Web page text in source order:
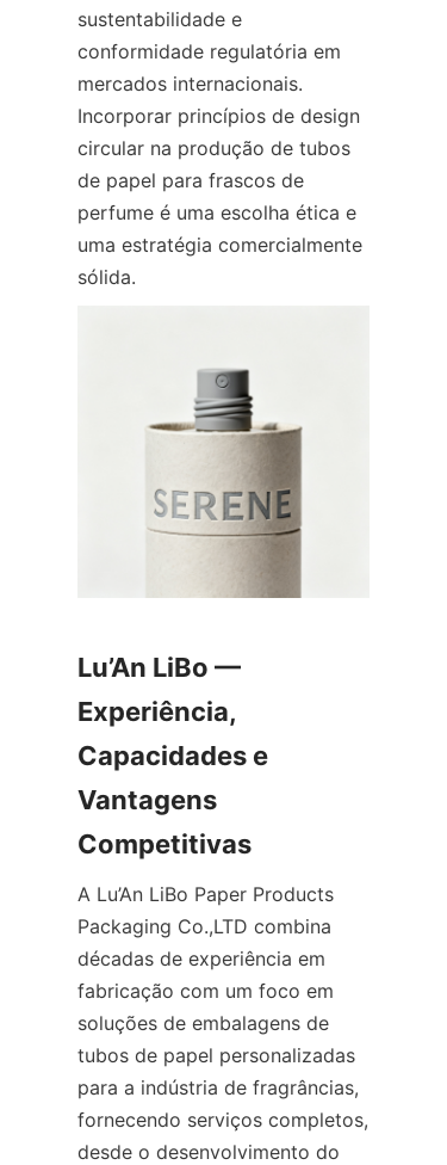
sustentabilidade e
conformidade regulatória em
mercados internacionais.
Incorporar princípios de design
circular na produção de tubos
de papel para frascos de
perfume é uma escolha ética e
uma estratégia comercialmente
sólida.
Lu’An LiBo —
Experiência,
Capacidades e
Vantagens
A Lu’An LiBo Paper Products
Packaging Co.,LTD combina
décadas de experiência em
fabricação com um foco em
soluções de embalagens de
tubos de papel personalizadas
para a indústria de fragrâncias,
fornecendo serviços completos,
desde o desenvolvimento do